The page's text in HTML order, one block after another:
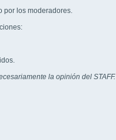
por los moderadores.
la opinión del STAFF.